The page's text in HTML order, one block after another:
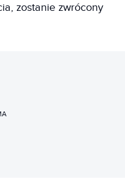
zostanie zwrócony